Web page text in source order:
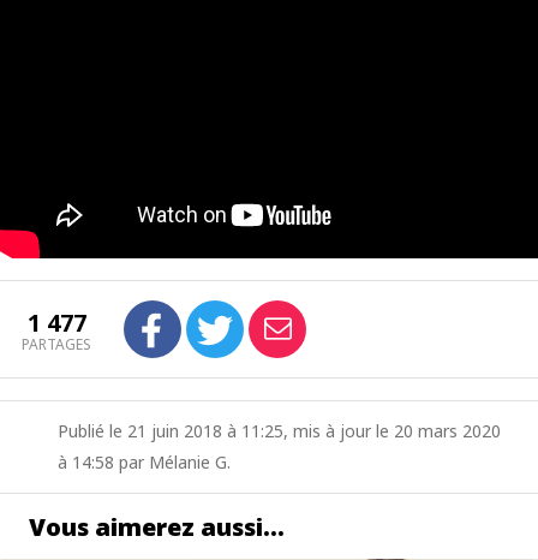
1 477
PARTAGES
Publié le 21 juin 2018 à 11:25, mis à jour le 20 mars 2020
à 14:58 par Mélanie G.
Vous aimerez aussi…